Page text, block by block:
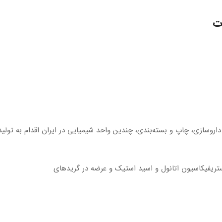
چاپ و بسته‌بندی، چندین واحد شیمیایی در ایران اقدام به
اتانول و اسید استیک و عرضه در گریدهای